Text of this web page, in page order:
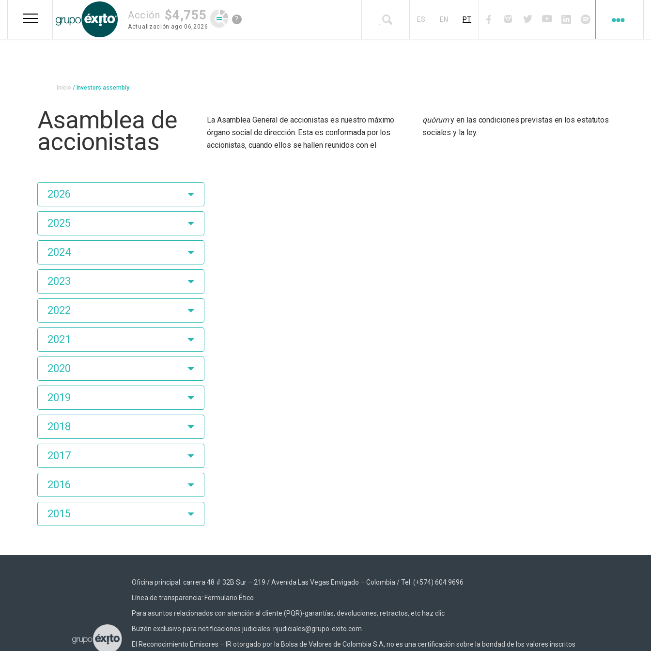
principal
Acción $4,755
Actualización ago 06,2026
? ES EN PT sociales
Trilha
navegação
Início Investors assembly
Asamblea de
accionistas
La Asamblea General de accionistas es nuestro máximo
órgano social de dirección. Esta es conformada por los
accionistas, cuando ellos se hallen reunidos con el
quórumy en las condiciones previstas en los estatutos
sociales y la ley.
Asamblea
de
Accionistas
2026
2025
2024
2023
2022
2021
2020
2019
2018
2017
2016
2015
Oficina principal: carrera 48 # 32B Sur – 219 / Avenida Las Vegas Envigado – Colombia / Tel: (+574) 604 9696
Línea de transparencia: Formulario Ético
Para asuntos relacionados con atención al cliente (PQR)-garantías, devoluciones, retractos, etc haz clic
Buzón exclusivo para notificaciones judiciales: njudiciales@grupo-exito.com
El Reconocimiento Emisores – IR otorgado por la Bolsa de Valores de Colombia S.A, no es una certificación sobre la bondad de los valores inscritos